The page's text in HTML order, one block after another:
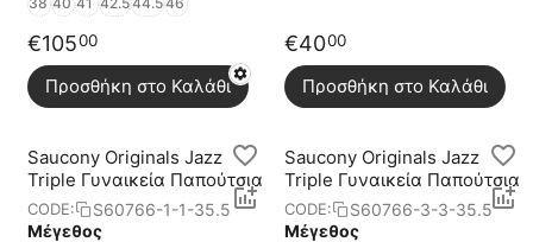
€10500
Προσθήκη στο Καλάθι
€4000
Προσθήκη στο Καλάθι
Saucony Originals Jazz
Triple Γυναικεία Παπούτσια
CODE:
S60766-1-1-35.5
Μέγεθος
Saucony Originals Jazz
Triple Γυναικεία Παπούτσια
CODE:
S60766-3-3-35.5
Μέγεθος